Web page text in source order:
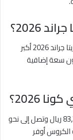
الفرق الأساسي في الحجم والمساحة الداخلية؛ كريتا جراند 2026 أكبر
سعة إضافية
2026؟
هيونداي كونا 2026 تبدأ أسعارها من حوالي 83,375 ريال وتصل إلى نحو
الكروس أوفر